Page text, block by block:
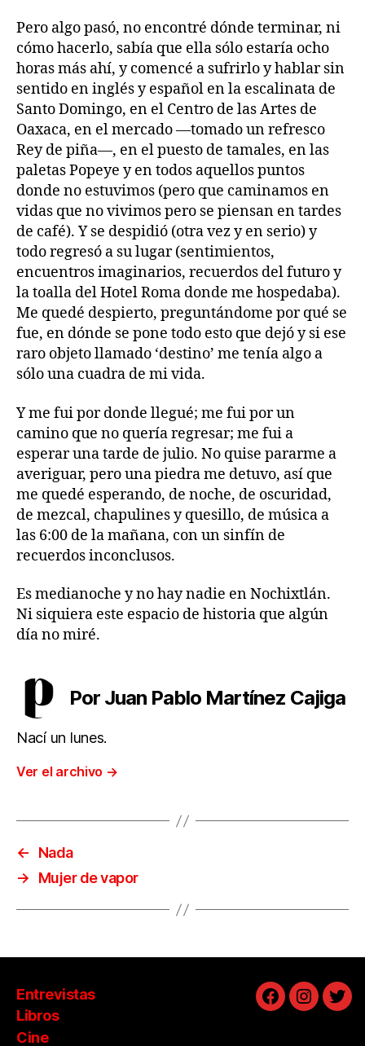
Pero algo pasó, no encontré dónde terminar, ni
cómo hacerlo, sabía que ella sólo estaría ocho
horas más ahí, y comencé a sufrirlo y hablar sin
sentido en inglés y español en la escalinata de
Santo Domingo, en el Centro de las Artes de
Oaxaca, en el mercado —tomado un refresco
Rey de piña—, en el puesto de tamales, en las
paletas Popeye y en todos aquellos puntos
donde no estuvimos (pero que caminamos en
vidas que no vivimos pero se piensan en tardes
de café). Y se despidió (otra vez y en serio) y
todo regresó a su lugar (sentimientos,
encuentros imaginarios, recuerdos del futuro y
la toalla del Hotel Roma donde me hospedaba).
Me quedé despierto, preguntándome por qué se
fue, en dónde se pone todo esto que dejó y si ese
raro objeto llamado ‘destino’ me tenía algo a
sólo una cuadra de mi vida.
Y me fui por donde llegué; me fui por un
camino que no quería regresar; me fui a
esperar una tarde de julio. No quise pararme a
averiguar, pero una piedra me detuvo, así que
me quedé esperando, de noche, de oscuridad,
de mezcal, chapulines y quesillo, de música a
las 6:00 de la mañana, con un sinfín de
recuerdos inconclusos.
Es medianoche y no hay nadie en Nochixtlán.
Ni siquiera este espacio de historia que algún
día no miré.
Por Juan Pablo Martínez Cajiga
Nací un lunes.
Ver el archivo →
←
Nada
→
Mujer de vapor
Entrevistas
Libros
Cine
Facebook